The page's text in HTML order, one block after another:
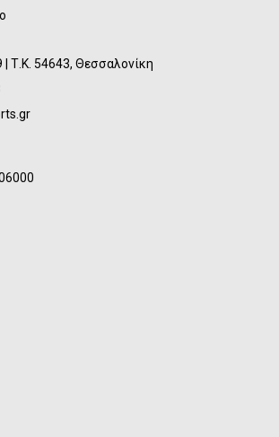
Τ.Κ. 54643, Θεσσαλονίκη